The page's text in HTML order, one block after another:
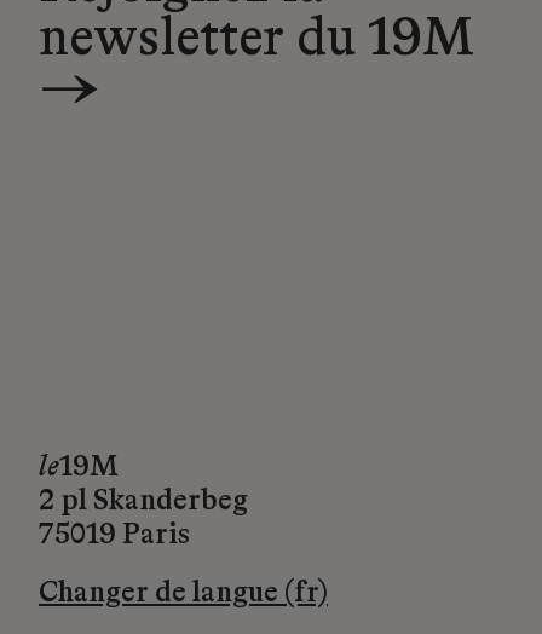
newsletter du 19M
→
le19M
2 pl Skanderbeg
75019 Paris
Changer de langue (fr)